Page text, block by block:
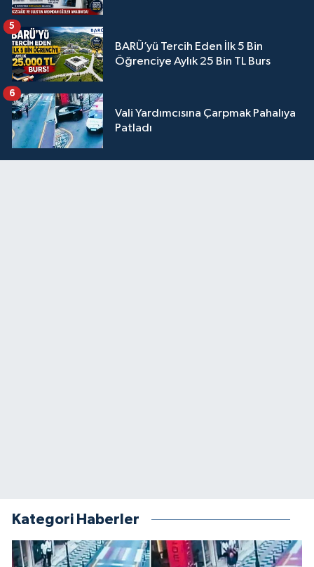
BARÜ’yü Tercih Eden İlk 5 Bin
Öğrenciye Aylık 25 Bin TL Burs
5
Vali Yardımcısına Çarpmak Pahalıya
Patladı
6
Kategori Haberler